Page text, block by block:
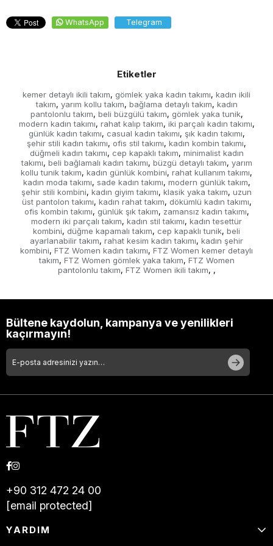
WhatsApp Telegram
Etiketler
kemer detaylı ikili takım, gömlek yaka kadın takımı, kadın ikili
takım, yarım kollu takım, bağlama detaylı takım, kadın
pantolonlu takım, beli büzgülü takım, gömlek yaka tunik,
modern kadın takımı, rahat kalıp takım, iki parçalı kadın takımı,
günlük kadın takımı, casual kadın takımı, şık kadın takımı,
şehir stili kadın takımı, ofis stil takımı, kadın kombin takımı,
düğmeli kadın takımı, cep kapaklı takım, minimalist kadın
takımı, beli bağlamalı kadın takımı, büzgü detaylı takım, yarım
kollu tunik takım, kadın günlük kombini, rahat kullanım takımı,
kadın moda takımı, sade kadın takımı, modern günlük takım,
şehir stili kombini, kadın giyim takımı, klasik yaka takım, uzun
üst pantolon takımı, kadın rahat takım, dökümlü kadın takımı,
ofis kombin takımı, günlük şık takım, zamansız kadın takımı,
modern iki parçalı takım, kadın stil takımı, kadın tesettür
kombini, düğme kapamalı takım, cep kapaklı tunik, beli
ayarlanabilir takım, rahat kesim kadın takımı, kadın şehir
kombini, FTZ Women kadın takımı, FTZ Women kemer detaylı
takım, FTZ Women gömlek yaka takım, FTZ Women
pantolonlu takım, FTZ Women ikili takım, ,
Bültene kaydolun, kampanya ve yenilikleri
kaçırmayın!
+90 312 472 24 00
[email protected]
YARDIM